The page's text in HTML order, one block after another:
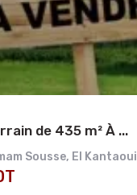
de 435 m² À ...
Sousse, El Kantaoui